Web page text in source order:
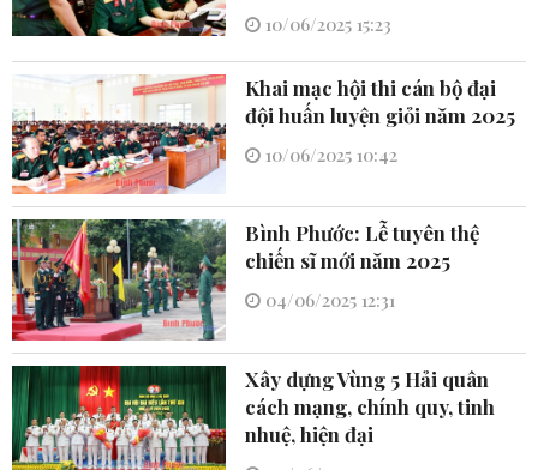
10/06/2025 15:23
Khai mạc hội thi cán bộ đại
đội huấn luyện giỏi năm 2025
10/06/2025 10:42
Bình Phước: Lễ tuyên thệ
chiến sĩ mới năm 2025
04/06/2025 12:31
Xây dựng Vùng 5 Hải quân
cách mạng, chính quy, tinh
nhuệ, hiện đại